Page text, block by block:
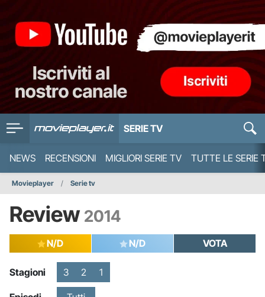
SERIE TV
NEWS RECENSIONI MIGLIORI SERIE TV TUTTE LE SERIE
Movieplayer Serie tv
Review 2014
N/D N/D VOTA
Stagioni 3 2 1